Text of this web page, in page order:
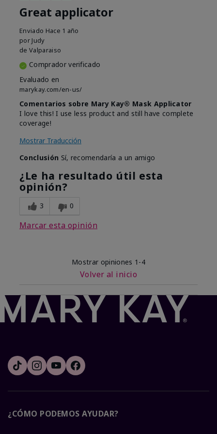
Great applicator
Enviado Hace 1 año
por Judy
de Valparaiso
Comprador verificado
Evaluado en
marykay.com/en-us/
Comentarios sobre Mary Kay® Mask Applicator
I love this! I use less product and still have complete
coverage!
Mostrar Traducción
Conclusión Sí, recomendaría a un amigo
¿Le ha resultado útil esta
opinión?
3 0
Marcar esta opinión
Mostrar opiniones 1-4
Volver al inicio
¿CÓMO PODEMOS AYUDAR?